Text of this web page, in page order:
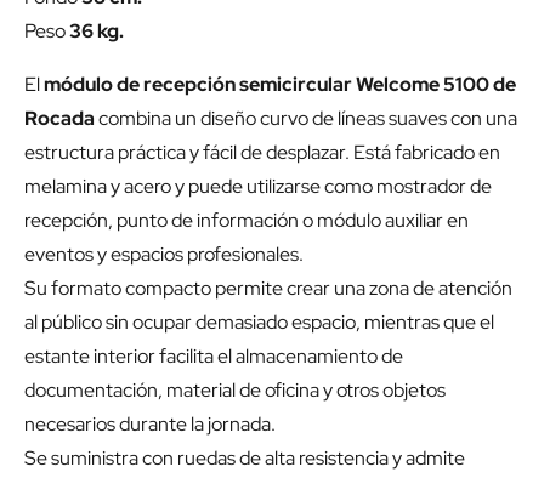
Peso36 kg.
Elmódulo de recepción semicircular Welcome 5100 de
Rocadacombina un diseño curvo de líneas suaves con una
estructura práctica y fácil de desplazar. Está fabricado en
melamina y acero y puede utilizarse como mostrador de
recepción, punto de información o módulo auxiliar en
eventos y espacios profesionales.
Su formato compacto permite crear una zona de atención
al público sin ocupar demasiado espacio, mientras que el
estante interior facilita el almacenamiento de
documentación, material de oficina y otros objetos
necesarios durante la jornada.
Se suministra con ruedas de alta resistencia y admite